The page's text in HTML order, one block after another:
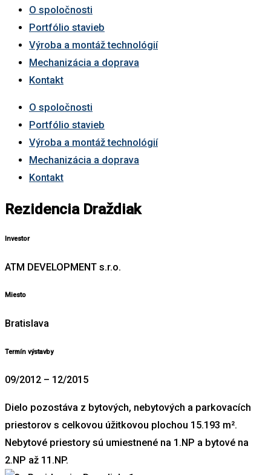
O spoločnosti
Portfólio stavieb
Výroba a montáž technológií
Mechanizácia a doprava
Kontakt
O spoločnosti
Portfólio stavieb
Výroba a montáž technológií
Mechanizácia a doprava
Kontakt
Rezidencia Draždiak
Investor
ATM DEVELOPMENT s.r.o.
Miesto
Bratislava
Termín výstavby
09/2012 – 12/2015
Dielo pozostáva z bytových, nebytových a parkovacích
priestorov s celkovou úžitkovou plochou 15.193 m².
Nebytové priestory sú umiestnené na 1.NP a bytové na
2.NP až 11.NP.